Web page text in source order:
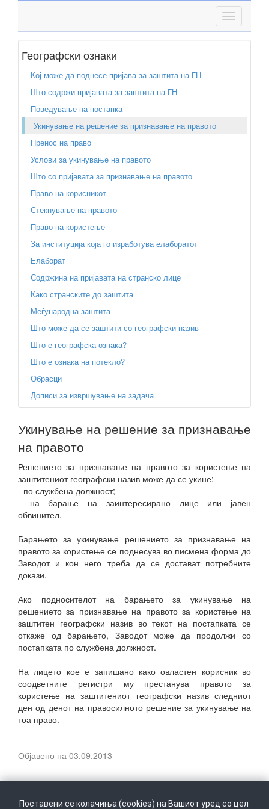
Географски ознаки
Кој може да поднесе пријава за заштита на ГН
Што содржи пријавата за заштита на ГН
Поведување на постапка
Укинување на решение за признавање на правото
Пренос на право
Услови за укинување на правото
Што со пријавата за признавање на правото
Право на корисникот
Стекнување на правото
Право на користење
За институција која го изработува елаборатот
Елаборат
Содржина на пријавата на странско лице
Како странските до заштита
Меѓународна заштита
Што може да се заштити со географски назив
Што е географска ознака?
Што е ознака на потекло?
Обрасци
Дописи за извршување на задача
Укинување на решение за признавање
на правото
Решението за признавање на правото за користење на
заштитениот географски назив може да се укине:
- по службена должност;
- на барање на заинтересирано лице или јавен
обвинител.
Барањето за укинување решението за признавање на
правото за користење се поднесува во писмена форма до
Заводот и кон него треба да се достават потребните
докази.
Ако подносителот на барањето за укинување на
решението за признавање на правото за користење на
заштитен географски назив во текот на постапката се
откаже од барањето, Заводот може да продолжи со
постапката по службена должност.
На лицето кое е запишано како овластен корисник во
соодветните регистри му престанува правото за
користење на заштитениот географски назив следниот
ден од денот на правосилното решение за укинување на
тоа право.
Објавено на 03.09.2013
Поставени се колачиња (cookies) на Вашиот уред со цел